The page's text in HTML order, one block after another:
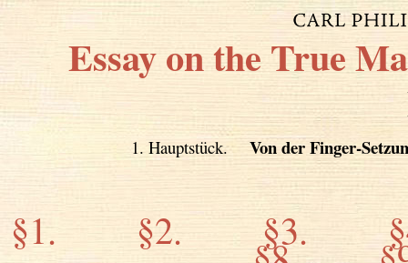
Essay on the True
1. Hauptstück. Von der Finger-
§1. §2. §3.